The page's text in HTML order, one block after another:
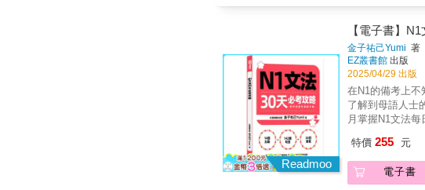
解釋，也附上跟
的日語基礎，
子，還會有一小
檢必考的文章閱
於可以讓各位學
能養成對使用
題目樣式及水準
音檔，附贈 QR
速音檔進行練習
速地讓音檔與
的檔案類型」
縮。） & 【本書
Readmoo
【電子書】
金子祐己Yumi 著
EZ叢書館 出版
2025/04/29 出版
在N1的備考上不
了解到母語人士
月掌握N1文法
學習狀況。書末
一個重點句型底
長又複雜的解
特價 255 元
電子書